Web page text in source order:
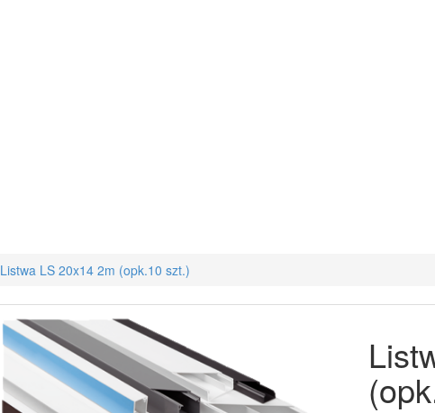
Listwa LS 20x14 2m (opk.10 szt.)